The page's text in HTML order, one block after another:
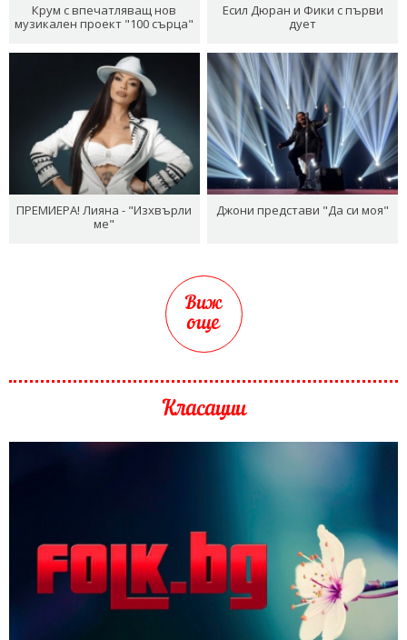
Крум с впечатляващ нов
музикален проект "100 сърца"
Есил Дюран и Фики с първи
дует
ПРЕМИЕРА! Лияна - "Изхвърли
ме"
Джони представи "Да си моя"
Виж
още
Класации